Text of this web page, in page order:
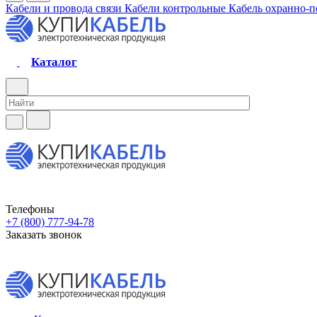
Кабели и провода связи Кабели контрольные Кабель охранно-
Каталог
Телефоны
+7 (800) 777-94-78
Заказать звонок